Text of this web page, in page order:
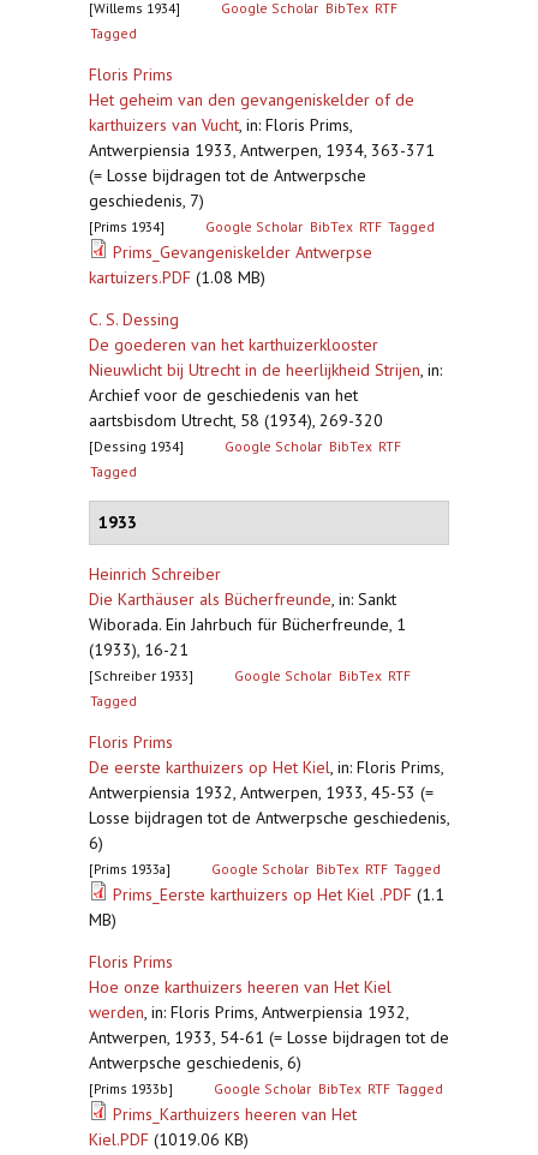
[Willems 1934] Google Scholar BibTex RTF
Tagged
Floris Prims
Het geheim van den gevangeniskelder of de
karthuizers van Vucht, in: Floris Prims,
Antwerpiensia 1933, Antwerpen, 1934, 363-371
(= Losse bijdragen tot de Antwerpsche
geschiedenis, 7)
[Prims 1934] Google Scholar BibTex RTF Tagged
Prims_Gevangeniskelder Antwerpse
kartuizers.PDF (1.08 MB)
C. S. Dessing
De goederen van het karthuizerklooster
Nieuwlicht bij Utrecht in de heerlijkheid Strijen, in:
Archief voor de geschiedenis van het
aartsbisdom Utrecht, 58 (1934), 269-320
[Dessing 1934] Google Scholar BibTex RTF
Tagged
1933
Heinrich Schreiber
Die Karthäuser als Bücherfreunde, in: Sankt
Wiborada. Ein Jahrbuch für Bücherfreunde, 1
(1933), 16-21
[Schreiber 1933] Google Scholar BibTex RTF
Tagged
Floris Prims
De eerste karthuizers op Het Kiel, in: Floris Prims,
Antwerpiensia 1932, Antwerpen, 1933, 45-53 (=
Losse bijdragen tot de Antwerpsche geschiedenis,
6)
[Prims 1933a] Google Scholar BibTex RTF Tagged
Prims_Eerste karthuizers op Het Kiel .PDF (1.1
MB)
Floris Prims
Hoe onze karthuizers heeren van Het Kiel
werden, in: Floris Prims, Antwerpiensia 1932,
Antwerpen, 1933, 54-61 (= Losse bijdragen tot de
Antwerpsche geschiedenis, 6)
[Prims 1933b] Google Scholar BibTex RTF Tagged
Prims_Karthuizers heeren van Het
Kiel.PDF (1019.06 KB)